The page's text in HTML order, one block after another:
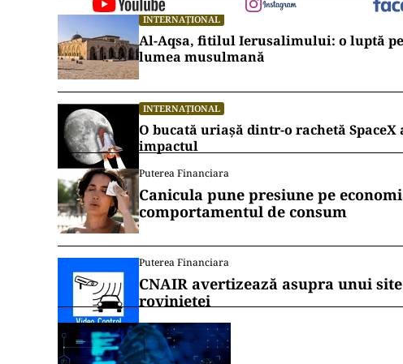
INTERNAȚIONAL
Al-Aqsa, fitilul Ierusalimului: o luptă
lumea musulmană
INTERNAȚIONAL
O bucată uriașă dintr-o rachetă
impactul
Puterea Financiara
Canicula pune presiune pe
comportamentul de consum
Puterea Financiara
CNAIR avertizează asupra unui
rovinietei